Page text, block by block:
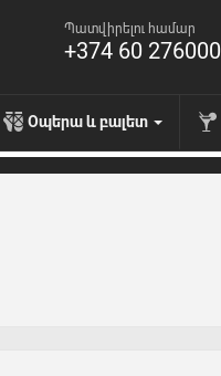
Պատվիրելու համար
+374 60 276000
Օպերա և բալետ